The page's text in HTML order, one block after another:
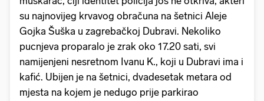
su najnovijeg krvavog obračuna na šetnici Aleje
Gojka Šuška u zagrebačkoj Dubravi. Nekoliko
pucnjeva proparalo je zrak oko 17.20 sati, svi
namijenjeni nesretnom Ivanu K., koji u Dubravi ima i
kafić. Ubijen je na šetnici, dvadesetak metara od
mjesta na kojem je nedugo prije parkirao